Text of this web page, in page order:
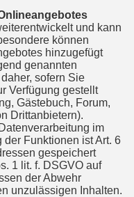
und kann
können
hinzugefügt
genannten
sofern Sie
Verfügung gestellt
Gästebuch, Forum,
Drittanbietern).
im
Funktionen ist Art. 6
gespeichert
1 lit. f. DSGVO auf
der Abwehr
unzulässigen Inhalten.